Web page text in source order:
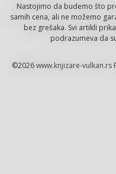
Nastojimo da budemo što
samih cena, ali ne možemo
bez grešaka. Svi artikli
podrazumeva da
©2026www.knjizare-vulkan.rs